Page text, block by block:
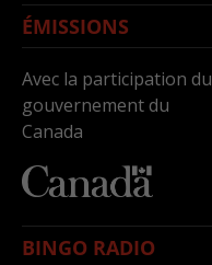
ÉMISSIONS
Avec la participation du
gouvernement du
Canada
BINGO RADIO